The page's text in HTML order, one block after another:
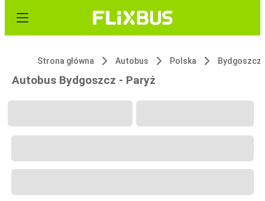
Strona główna Autobus Polska Bydgoszcz
Autobus Bydgoszcz - Paryż